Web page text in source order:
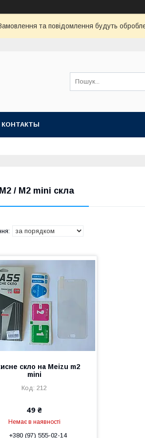
та повідомлення будуть
КОНТАКТЫ
/ M2 mini скла
скло на Meizu m2
mini
212
49 ₴
Немає в наявності
+380 (97) 555-02-14